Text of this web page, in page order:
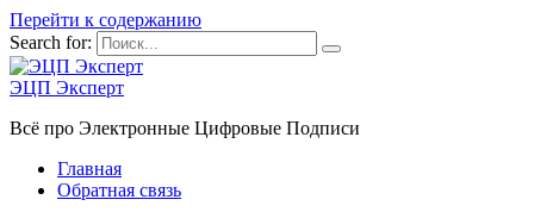
Перейти к содержанию
Search for:
ЭЦП Эксперт
Всё про Электронные Цифровые Подписи
Главная
Обратная связь